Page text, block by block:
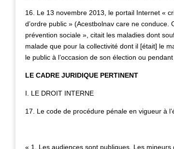
16. Le 13 novembre 2013, le portail Internet «
d’ordre public » (Acestbolnav care ne conduce.
prévention sociale », citait les maladies dont
malade que pour la collectivité dont il [était] le
le public à l’occasion de son élection ou
LE CADRE JURIDIQUE PERTINENT
I. LE DROIT INTERNE
17. Le code de procédure pénale en vigueur à
« 1. Les audiences sont publiques. Les